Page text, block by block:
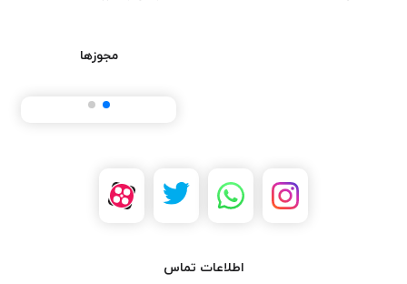
مجوزها
اطلاعات تماس